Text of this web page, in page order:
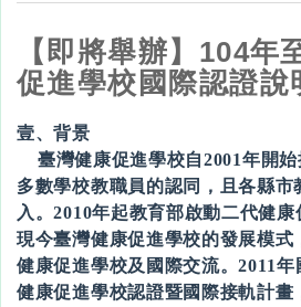
【即將舉辦】104年
促進學校國際認證說
壹、背景
臺灣健康促進學校自2001年開始
多數學校教職員的認同，且各縣市
入。2010年起教育部啟動二代健
現今臺灣健康促進學校的發展模式
健康促進學校及國際交流。2011
健康促進學校認證暨國際接軌計畫